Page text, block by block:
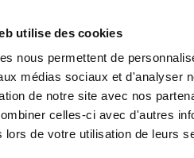
utilise des cookies
nous permettent de
médias sociaux et d'analyser
de notre site avec nos
celles-ci avec d'autres
lors de votre utilisation de leurs
Accueil